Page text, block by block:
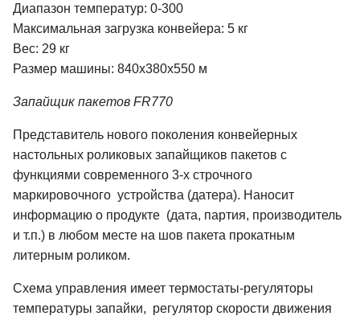
Диапазон температур: 0-300
Максимальная загрузка конвейера: 5 кг
Вес: 29 кг
Размер машины: 840x380x550 м
Запайщик пакетов FR770
Представитель нового поколения конвейерных
настольных роликовых запайщиков пакетов с
функциями современного 3-х строчного
маркировочного устройства (датера). Наносит
информацию о продукте (дата, партия, производитель
и т.п.) в любом месте на шов пакета прокатным
литерным роликом.
Схема управления имеет термостаты-регуляторы
температуры запайки, регулятор скорости движения